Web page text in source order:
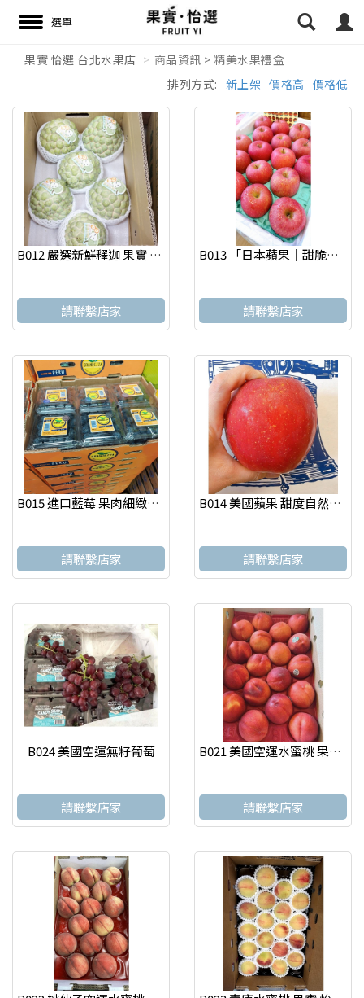
搜尋
果實 怡選 台北水果店
商品資訊 > 精美水果禮盒
價格低
價格高
新上架
排列方式:
B012 嚴選新鮮釋迦 果實 怡選 台北水果店
請聯繫店家
B013 「日本蘋果｜甜脆多汁，一口就愛上」果實 怡選 台北水果店
請聯繫店家
B015 進口藍莓 果肉細緻多汁，酸甜平衡 一口咬下，清爽不膩
請聯繫店家
B014 美國蘋果 甜度自然、酸甜平衡，多汁不膩，
請聯繫店家
B024 美國空運無籽葡萄
請聯繫店家
B021 美國空運水蜜桃 果實 怡選 台北水果店
請聯繫店家